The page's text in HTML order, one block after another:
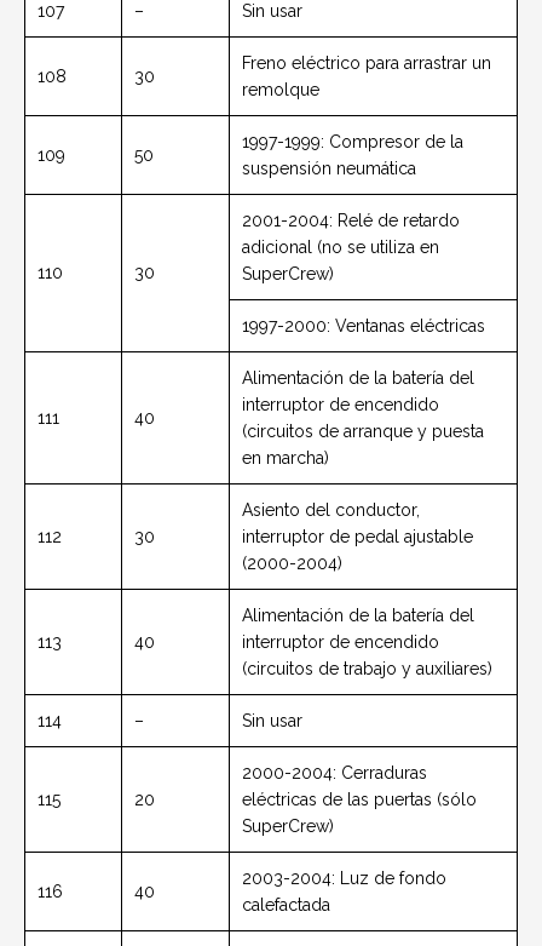
107 – Sin usar
108 30
Freno eléctrico para arrastrar un
remolque
109 50
1997-1999: Compresor de la
suspensión neumática
110 30
2001-2004: Relé de retardo
adicional (no se utiliza en
SuperCrew)
1997-2000: Ventanas eléctricas
111 40
Alimentación de la batería del
interruptor de encendido
(circuitos de arranque y puesta
en marcha)
112 30
Asiento del conductor,
interruptor de pedal ajustable
(2000-2004)
113 40
Alimentación de la batería del
interruptor de encendido
(circuitos de trabajo y auxiliares)
114 – Sin usar
115 20
2000-2004: Cerraduras
eléctricas de las puertas (sólo
SuperCrew)
116 40
2003-2004: Luz de fondo
calefactada